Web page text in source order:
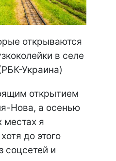
открываются
в селе
Украина)
открытием
Нова, а осенью
местах я
до этого
соцсетей и